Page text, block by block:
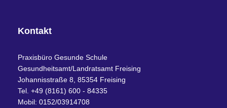
Kontakt
Praxisbüro Gesunde Schule
Gesundheitsamt/Landratsamt Freising
Johannisstraße 8, 85354 Freising
Tel. +49 (8161) 600 - 84335
Mobil: 0152/03914708